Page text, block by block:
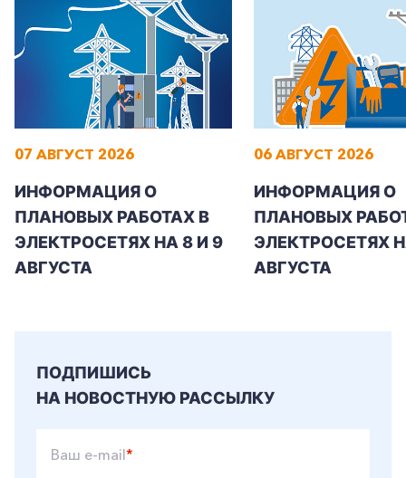
07 АВГУСТ 2026
ИНФОРМАЦИЯ О
ПЛАНОВЫХ РАБОТАХ В
ЭЛЕКТРОСЕТЯХ НА 8 И 9
АВГУСТА
06 АВГУСТ 2026
ИНФОРМАЦИЯ О
ПЛАНОВЫХ
ЭЛЕКТРОСЕТЯХ
АВГУСТА
ПОДПИШИСЬ
НА НОВОСТНУЮ РАССЫЛКУ
Ваш e-mail*